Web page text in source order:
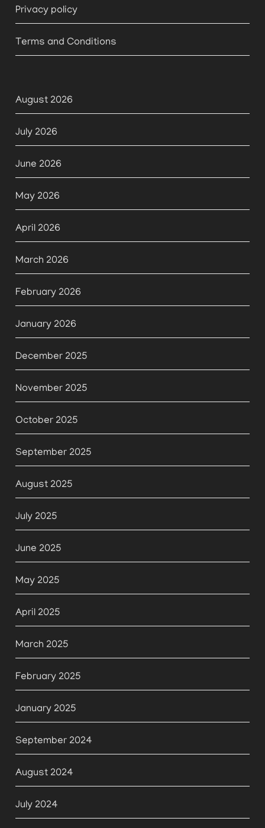
Privacy policy
Terms and Conditions
August 2026
July 2026
June 2026
May 2026
April 2026
March 2026
February 2026
January 2026
December 2025
November 2025
October 2025
September 2025
August 2025
July 2025
June 2025
May 2025
April 2025
March 2025
February 2025
January 2025
September 2024
August 2024
July 2024